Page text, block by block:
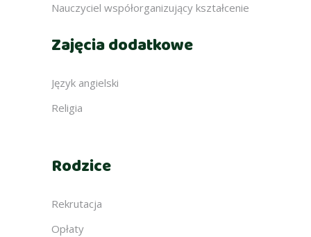
Nauczyciel współorganizujący kształcenie
Zajęcia dodatkowe
Język angielski
Religia
Rodzice
Rekrutacja
Opłaty